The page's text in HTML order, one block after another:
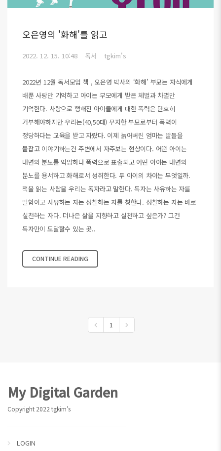
오은영의 '화해'를 읽고
2022. 12. 15. 10:48 독서 tgkim's
2022년 12월 독서모임 책 , 오은영 박사의 ‘화해’ 부모는 자식에게
배푼 사랑만 기억하고 아이는 부모에게 받은 체벌과 차별만
기억한다. 사랑으로 행해진 아이들에게 대한 폭력은 단호히
거부해야하지만 우리는(40,50대) 무지한 부모로부터 폭력이
정당하다는 교육을 받고 자랐다. 이제 늙어버린 엄마는 딸들을
붙잡고 이야기하는건 주변에서 자주보는 현상이다. 어떤 아이는
내면의 분노를 억압하다 폭력으로 표출되고 어떤 아이는 내면의
분노를 용서하고 화해로서 성취한다. 두 아이의 차이는 무엇일까.
책을 읽는 사람을 우리는 독자라고 말한다. 독자는 사유하는 자를
말함이고 사유하는 자는 성찰하는 자를 칭한다. 성찰하는 자는 바로
실천하는 자다. 더나은 삶을 지향하고 실천하고 싶은가? 그건
독자만이 도달할수 있는 곳..
CONTINUE READING
1
Footer
My Digital Garden
Copyright 2022 tgkim's
LOGIN